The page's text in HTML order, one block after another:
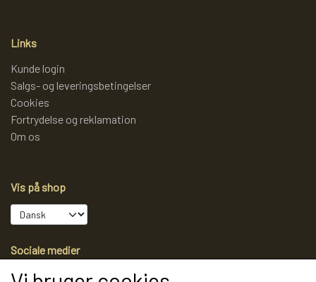
Links
Kunde login
Salgs- og leveringsbetingelser
Cookies
Fortrydelse og reklamation
Om os
Vis på shop
Sociale medier